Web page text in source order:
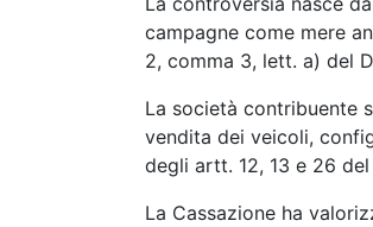
campagne come mere
2, comma 3, lett. a) del
La società contribuente
vendita dei veicoli,
degli artt. 12, 13 e 26 del
La Cassazione ha